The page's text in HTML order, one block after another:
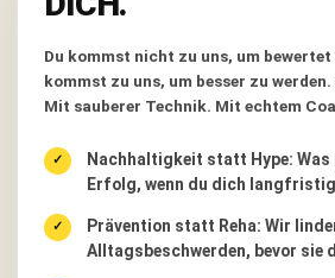
Du kommst nicht zu uns, um bewertet
kommst zu uns, um besser zu werden.
Mit sauberer Technik. Mit echtem
Nachhaltigkeit statt Hype:
Erfolg, wenn du dich
Prävention statt Reha: Wir
Alltagsbeschwerden, bevor sie